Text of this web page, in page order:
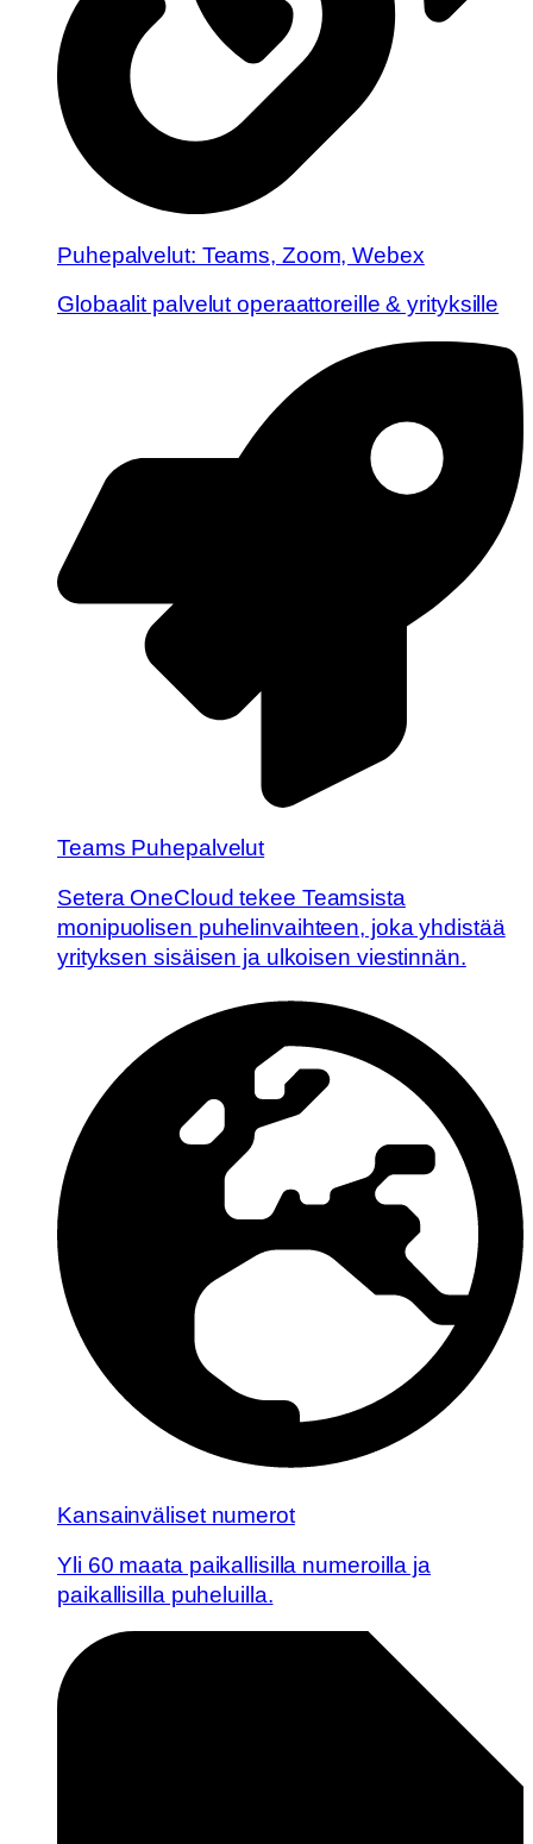
Puhepalvelut: Teams, Zoom, Webex
Globaalit palvelut operaattoreille & yrityksille
Teams Puhepalvelut
Setera OneCloud tekee Teamsista
monipuolisen puhelinvaihteen, joka yhdistää
yrityksen sisäisen ja ulkoisen viestinnän.
Kansainväliset numerot
Yli 60 maata paikallisilla numeroilla ja
paikallisilla puheluilla.